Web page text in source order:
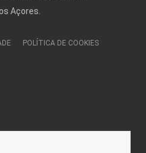
Açores.
POLÍTICA DE COOKIES